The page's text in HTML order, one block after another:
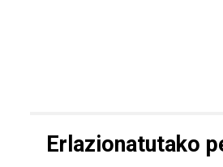
Erlazionatutako